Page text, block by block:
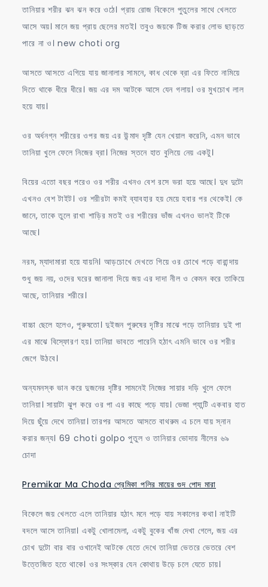
তানিয়ার শরীর ঝন ঝন করে ওঠে। প্রায় রোজ বিকেলে পুতুলের সাথে খেলতে
আসে অয়। মানে জয় প্রায় ছেলের মতই। তবুও জয়কে টিজ করার লোভ ছাড়তে
পারে না ও। new choti org
আসতে আসতে এগিয়ে যায় জানালার সামনে, কাধ থেকে ব্রা এর ফিতে নামিয়ে
দিতে থাকে ধীরে ধীরে। জয় এর দম আটকে আসে যেন গলায়। ওর মুখচোখ লাল
হয়ে যায়।
ওর অর্ধনগ্ন শরীরের ওপর জয় এর উন্মাদ দৃষ্টি যেন খেয়াল করেনি, এমন ভাবে
তানিয়া খুলে ফেলে নিজের ব্রা। নিজের স্তনে হাত বুলিয়ে নেয় একটু।
বিয়ের এতো বছর পরেও ওর শরীর এখনও বেশ রসে ভরা হয়ে আছে। দুধ দুটো
এখনও বেশ টাইট। ওর শরীরটা কমই ব্যাবহার হয় মেয়ে হবার পর থেকেই। কে
জানে, তাকে তুলে রাখা শাড়ির মতই ওর শরীরের ভাঁজ এখনও ভালই টিকে
আছে।
নরম, ম্যাদামারা হয়ে যায়নি। আড়চোখে দেখতে গিয়ে ওর চোখে পড়ে বারান্দায়
শুধু জয় নয়, ওদের ঘরের জানালা দিয়ে জয় এর দাদা নীল ও কেমন করে তাকিয়ে
আছে, তানিয়ার শরীরে।
বাচ্চা ছেলে হলেও, পুরুষতো। দুইজন পুরুষের দৃষ্টির মাঝে পড়ে তানিয়ার দুই পা
এর মাঝে বিস্ফোরণ হয়। তানিয়া ভাবতে পারেনি হঠাৎ এমনি ভাবে ওর শরীর
জেগে উঠবে।
অন্যমনস্ক ভান করে দুজনের দৃষ্টির সামনেই নিজের সায়ার দড়ি খুলে ফেলে
তানিয়া। সায়াটা ঝুপ করে ওর পা এর কাছে পড়ে যায়। ভেজা প্যান্টি একবার হাত
দিয়ে ছুঁয়ে দেখে তানিয়া। তারপর আসতে আসতে বাথরুম এ চলে যায় স্নান
করার জন্য। 69 choti golpo পুতুল ও তানিয়ার ভোদায় নীলের ৬৯
চোদা
Premikar Ma Choda প্রেমিকা পলির মায়ের গুদ পোদ মারা
বিকেলে জয় খেলতে এলে তানিয়ার হঠাৎ মনে পড়ে যায় সকালের কথা। নাইটি
বদলে আসে তানিয়া। একটু খোলামেলা, একটু বুকের খাঁজ দেখা গেলে, জয় এর
চোখ দুটো বার বার ওখানেই আটকে যেতে দেখে তানিয়া ভেতরে ভেতরে বেশ
উত্তেজিত হতে থাকে। ওর সংস্কার যেন কোথায় উড়ে চলে যেতে চায়।